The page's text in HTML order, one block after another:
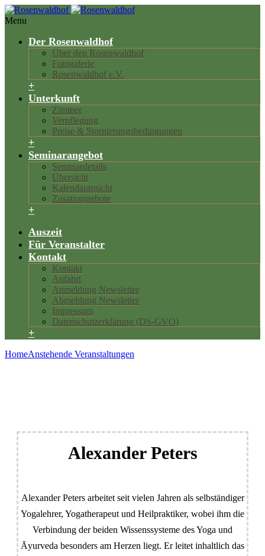
Menu
Der Rosenwaldhof
Über den Rosenwaldhof
Fotogalerie
Rosenwaldhof e.V.
+
Unterkunft
Zimmer
Verpflegung
Preise & Stornierungsbedingungen
+
Seminarangebot
Seminardetails
Übersicht
Kalendaransicht
Zusatzangebote
+
Auszeit
Für Veranstalter
Kontakt
Kontakt
Anfahrt
Anmeldung Newsletter
Abmeldung Newsletter
Impressum
Datenschutzerklärung (DS-GVO)
+
HomeAnstehende Veranstaltungen
Alexander Peters
Alexander Peters arbeitet seit vielen Jahren als selbständiger
Yogalehrer, Yogatherapeut und Heilpraktiker, wobei ihm die
Verbindung der beiden Wissenssysteme des Yoga und
Āyurveda besonders am Herzen liegt. Er leitet inhaltlich das